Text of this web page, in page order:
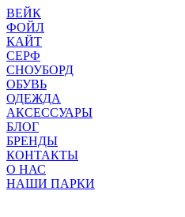
ВЕЙК
ФОЙЛ
КАЙТ
СЕРФ
СНОУБОРД
ОБУВЬ
ОДЕЖДА
АКСЕССУАРЫ
БЛОГ
БРЕНДЫ
КОНТАКТЫ
О НАС
НАШИ ПАРКИ